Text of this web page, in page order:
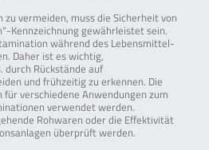
zu vermeiden, muss die Sicherheit von
Kennzeichnung gewährleistet sein.
während des Lebensmittel-
Daher ist es wichtig,
durch Rückstände auf
und frühzeitig zu erkennen. Die
verschiedene Anwendungen zum
verwendet werden.
Rohwaren oder die Effektivität
überprüft werden.